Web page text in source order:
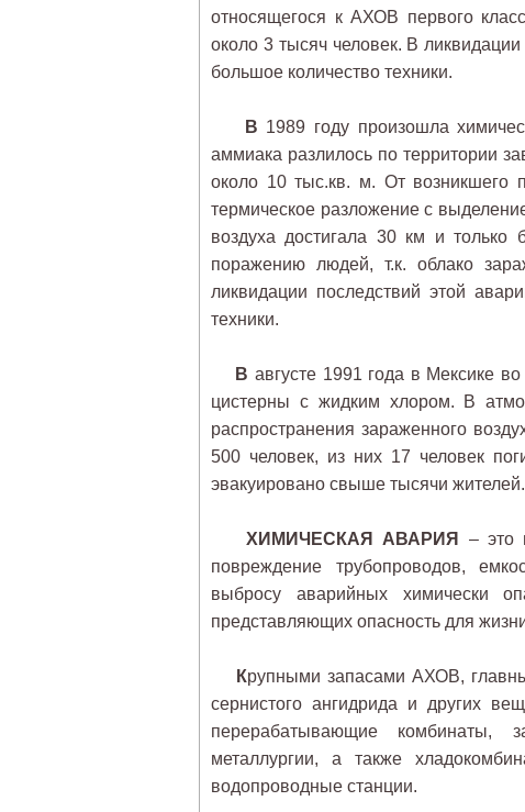
относящегося к АХОВ первого
около 3 тысяч человек. В
большое количество техники.
В 1989 году произошла
аммиака разлилось по территории
около 10 тыс.кв. м. От возникшего
термическое разложение с
воздуха достигала 30 км и только
поражению людей, т.к. облако
ликвидации последствий этой
техники.
В августе 1991 года в Мексике
цистерны с жидким хлором. В
распространения зараженного
500 человек, из них 17 человек
эвакуировано свыше тысячи жителей.
ХИМИЧЕСКАЯ АВАРИЯ
– это
повреждение трубопроводов,
выбросу аварийных химически
представляющих опасность для
Крупными запасами АХОВ,
сернистого ангидрида и других
перерабатывающие комбинаты,
металлургии, а также
водопроводные станции.